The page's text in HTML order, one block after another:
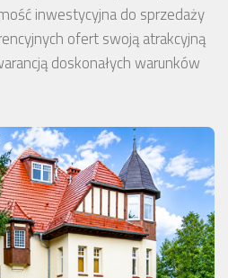
inwestycyjna do sprzedaży
ofert swoją atrakcyjną
doskonałych warunków